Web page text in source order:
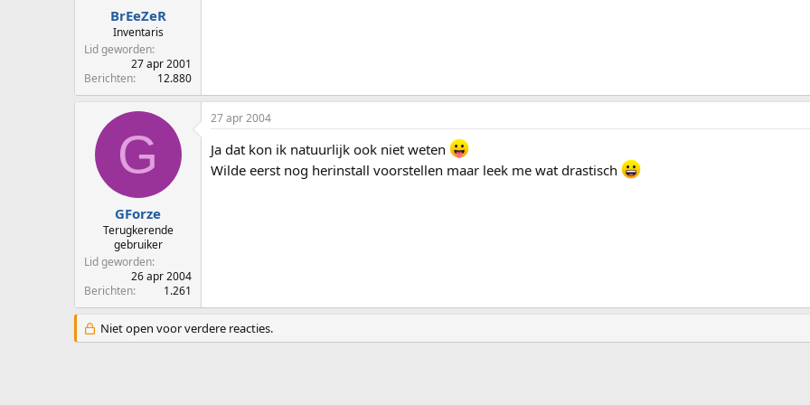
BrEeZeR
Inventaris
Lid geworden
27 apr 2001
Berichten
12.880
G
GForze
Terugkerende
gebruiker
Lid geworden
26 apr 2004
Berichten
1.261
27 apr 2004
Ja dat kon ik natuurlijk ook niet weten
Wilde eerst nog herinstall voorstellen maar leek me wat drastisch
Niet open voor verdere reacties.